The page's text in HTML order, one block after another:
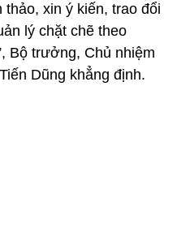
xin ý kiến, trao đổi
lý chặt chẽ theo
Bộ trưởng, Chủ nhiệm
Dũng khẳng định.